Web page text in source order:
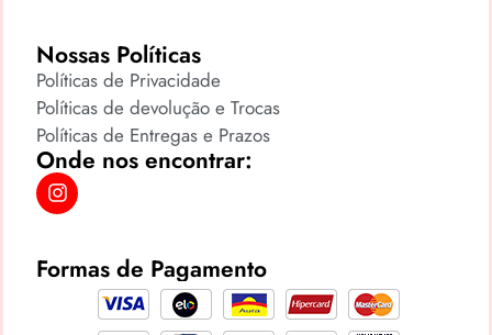
Nossas Políticas
Políticas de Privacidade
Políticas de devolução e Trocas
Políticas de Entregas e Prazos
Onde nos encontrar:
Formas de Pagamento